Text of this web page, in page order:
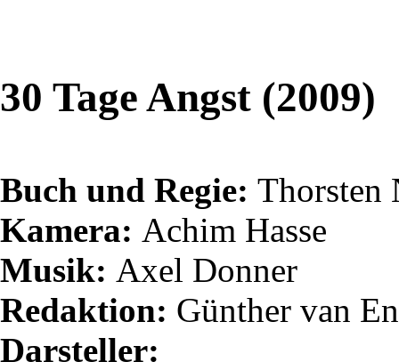
30 Tage Angst (2009)
Buch und Regie: Thorsten
Kamera: Achim Hasse
Musik: Axel Donner
Redaktion: Günther van
Darsteller: